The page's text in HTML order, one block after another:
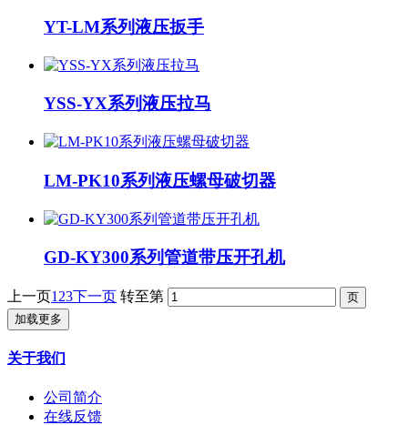
YT-LM系列液压扳手
YSS-YX系列液压拉马
LM-PK10系列液压螺母破切器
GD-KY300系列管道带压开孔机
上一页1 23下一页 转至第
加载更多
关于我们
公司简介
在线反馈